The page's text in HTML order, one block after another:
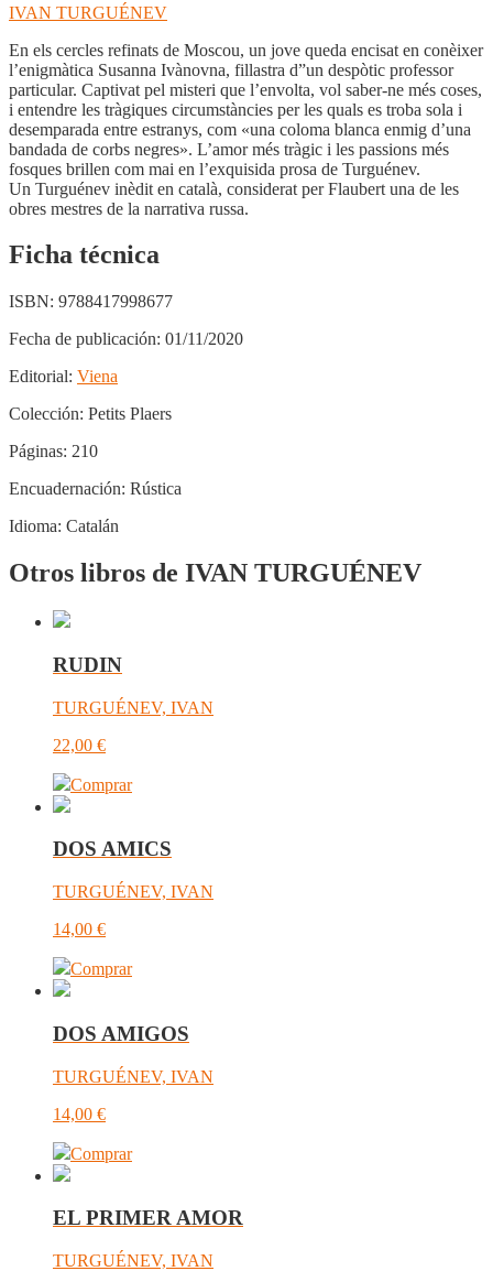
IVAN TURGUÉNEV
En els cercles refinats de Moscou, un jove queda encisat en conèixer
l’enigmàtica Susanna Ivànovna, fillastra d”un despòtic professor
particular. Captivat pel misteri que l’envolta, vol saber-ne més coses,
i entendre les tràgiques circumstàncies per les quals es troba sola i
desemparada entre estranys, com «una coloma blanca enmig d’una
bandada de corbs negres». L’amor més tràgic i les passions més
fosques brillen com mai en l’exquisida prosa de Turguénev.
Un Turguénev inèdit en català, considerat per Flaubert una de les
obres mestres de la narrativa russa.
Ficha técnica
ISBN: 9788417998677
Fecha de publicación: 01/11/2020
Editorial: Viena
Colección: Petits Plaers
Páginas: 210
Encuadernación: Rústica
Idioma: Catalán
Otros libros de IVAN TURGUÉNEV
RUDIN
TURGUÉNEV, IVAN
22,00 €
Comprar
DOS AMICS
TURGUÉNEV, IVAN
14,00 €
Comprar
DOS AMIGOS
TURGUÉNEV, IVAN
14,00 €
Comprar
EL PRIMER AMOR
TURGUÉNEV, IVAN